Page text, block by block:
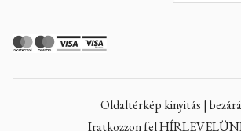
Oldaltérkép kinyitás |
Iratkozzon fel